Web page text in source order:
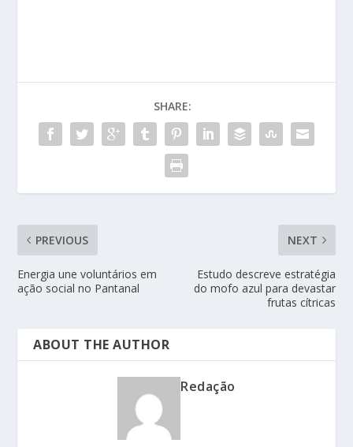
SHARE:
PREVIOUS
Energia une voluntários em
ação social no Pantanal
NEXT
Estudo descreve estratégia
do mofo azul para devastar
frutas cítricas
ABOUT THE AUTHOR
Redação